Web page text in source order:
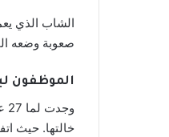
الشاب الذي
صعوبة وضعه
الموظفون
خالتها. حيث